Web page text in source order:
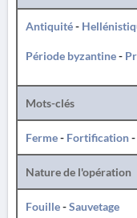
Antiquité-
Période byzantine-
Mots-clés
Ferme- Fortification-
Nature de l'opération
Fouille-Sauvetage